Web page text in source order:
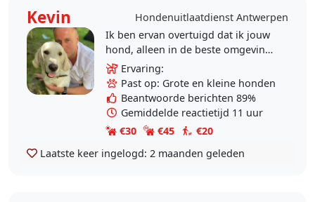
Kevin
Hondenuitlaatdienst Antwerpen
Ik ben ervan overtuigd dat ik jouw
hond, alleen in de beste omgeving
rustig en blij kwispelend de dag
laat doorkomen. Ik ben Kevin,
sinds mijn 4j...
Ervaring:
Past op: Grote en kleine honden
Beantwoorde berichten 89%
Gemiddelde reactietijd 11 uur
€30
€45
€20
Laatste keer ingelogd: 2 maanden geleden